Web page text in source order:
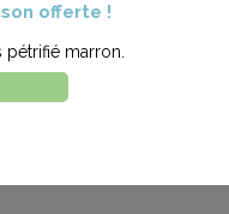
offerte !
marron.